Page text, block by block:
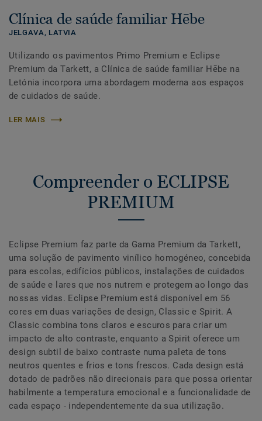
Clínica de saúde familiar Hēbe
JELGAVA, LATVIA
Utilizando os pavimentos Primo Premium e Eclipse
Premium da Tarkett, a Clínica de saúde familiar Hēbe na
Letónia incorpora uma abordagem moderna aos espaços
de cuidados de saúde.
LER MAIS
Compreender o ECLIPSE
PREMIUM
Eclipse Premium faz parte da Gama Premium da Tarkett,
uma solução de pavimento vinílico homogéneo, concebida
para escolas, edifícios públicos, instalações de cuidados
de saúde e lares que nos nutrem e protegem ao longo das
nossas vidas. Eclipse Premium está disponível em 56
cores em duas variações de design, Classic e Spirit. A
Classic combina tons claros e escuros para criar um
impacto de alto contraste, enquanto a Spirit oferece um
design subtil de baixo contraste numa paleta de tons
neutros quentes e frios e tons frescos. Cada design está
dotado de padrões não direcionais para que possa orientar
habilmente a temperatura emocional e a funcionalidade de
cada espaço - independentemente da sua utilização.